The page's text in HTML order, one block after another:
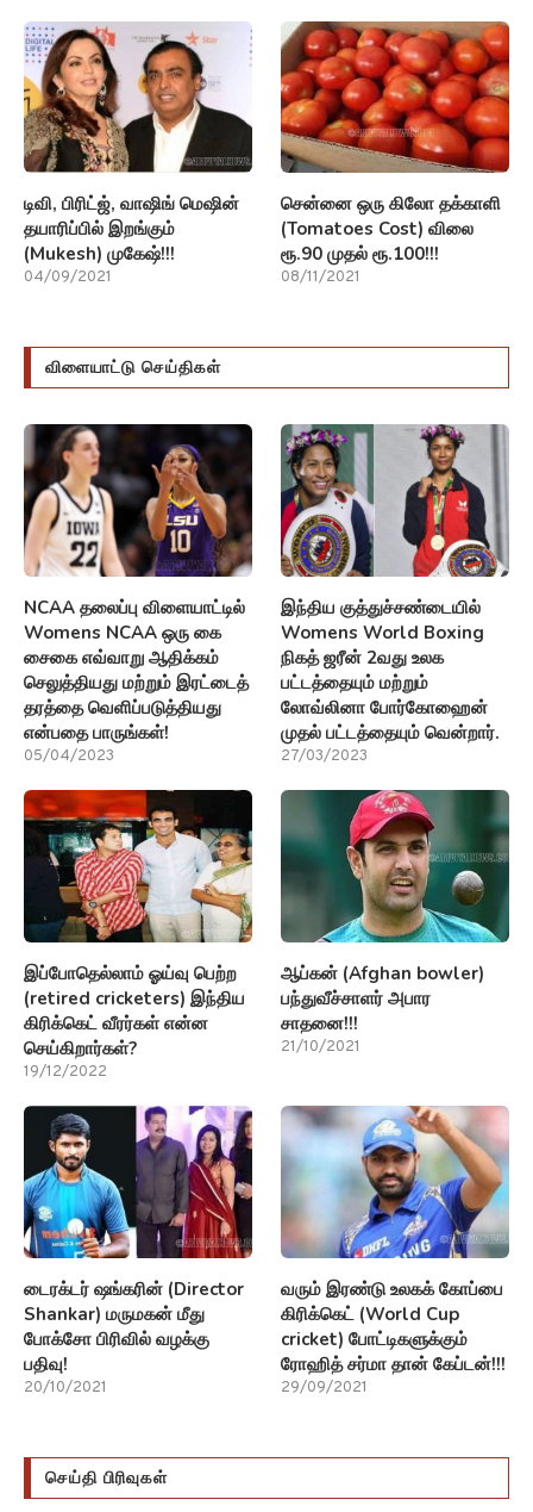
டிவி, பிரிட்ஜ், வாஷிங் மெஷின்
தயாரிப்பில் இறங்கும்
(Mukesh) முகேஷ்!!!
04/09/2021
சென்னை ஒரு கிலோ தக்காளி
(Tomatoes Cost) விலை
ரூ.90 முதல் ரூ.100!!!
08/11/2021
விளையாட்டு செய்திகள்
NCAA தலைப்பு விளையாட்டில்
Womens NCAA ஒரு கை
சைகை எவ்வாறு ஆதிக்கம்
செலுத்தியது மற்றும் இரட்டைத்
தரத்தை வெளிப்படுத்தியது
என்பதை பாருங்கள்!
05/04/2023
இந்திய குத்துச்சண்டையில்
Womens World Boxing
நிகத் ஜரீன் 2வது உலக
பட்டத்தையும் மற்றும்
லோவ்லினா போர்கோஹைன்
முதல் பட்டத்தையும் வென்றார்.
27/03/2023
இப்போதெல்லாம் ஓய்வு பெற்ற
(retired cricketers) இந்திய
கிரிக்கெட் வீரர்கள் என்ன
செய்கிறார்கள்?
19/12/2022
ஆப்கன் (Afghan bowler)
பந்துவீச்சாளர் அபார
சாதனை!!!
21/10/2021
டைரக்டர் ஷங்கரின் (Director
Shankar) மருமகன் மீது
போக்சோ பிரிவில் வழக்கு
பதிவு!
20/10/2021
வரும் இரண்டு உலகக் கோப்பை
கிரிக்கெட் (World Cup
cricket) போட்டிகளுக்கும்
ரோஹித் சர்மா தான் கேப்டன்!!!
29/09/2021
செய்தி பிரிவுகள்